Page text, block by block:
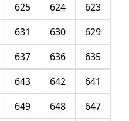
623
624
625
629
630
631
635
636
637
641
642
643
647
648
649